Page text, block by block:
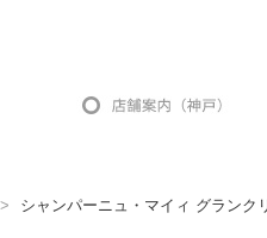
>
シャンパーニュ・マイィ グラン